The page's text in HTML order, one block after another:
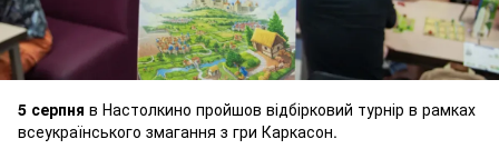
5 серпня в Настолкино пройшов відбірковий турнір в рамках
всеукраїнського змагання з гри Каркасон.